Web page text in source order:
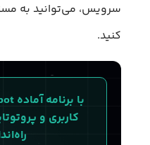
سرویس، می‌توانید به
کنید.
کاربری و
راه‌اندازی کنید.